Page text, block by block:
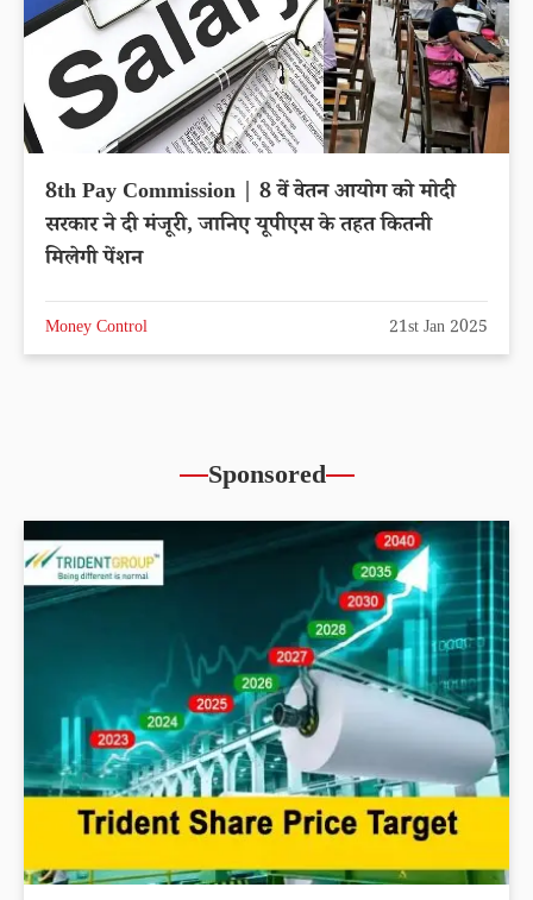
8th Pay Commission | 8 वें वेतन आयोग को मोदी
सरकार ने दी मंजूरी, जानिए यूपीएस के तहत कितनी
मिलेगी पेंशन
Money Control 21st Jan 2025
Sponsored